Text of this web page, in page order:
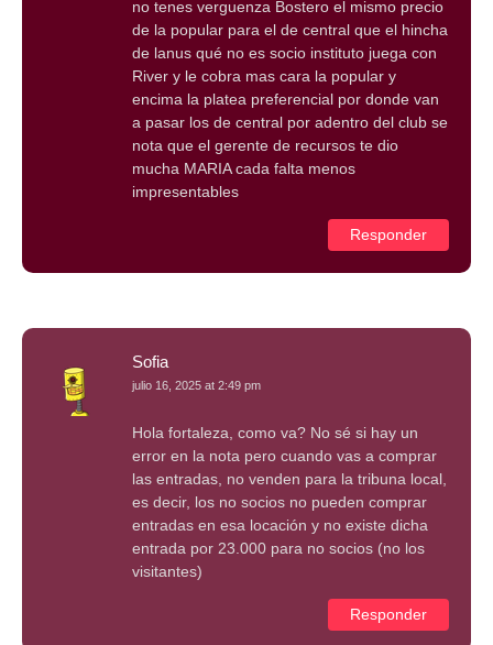
no tenes verguenza Bostero el mismo precio
de la popular para el de central que el hincha
de lanus qué no es socio instituto juega con
River y le cobra mas cara la popular y
encima la platea preferencial por donde van
a pasar los de central por adentro del club se
nota que el gerente de recursos te dio
mucha MARIA cada falta menos
impresentables
Responder
Sofia
julio 16, 2025 at 2:49 pm
Hola fortaleza, como va? No sé si hay un
error en la nota pero cuando vas a comprar
las entradas, no venden para la tribuna local,
es decir, los no socios no pueden comprar
entradas en esa locación y no existe dicha
entrada por 23.000 para no socios (no los
visitantes)
Responder